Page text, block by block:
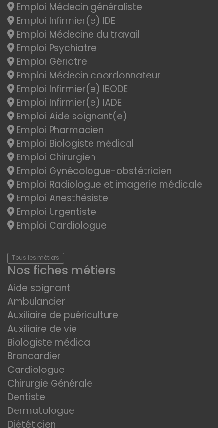
Emploi Médecin généraliste
Emploi Infirmier(e) IDE
Emploi Médecine du travail
Emploi Psychiatre
Emploi Gériatre
Emploi Médecin coordonnateur
Emploi Infirmier(e) IBODE
Emploi Infirmier(e) IADE
Emploi Aide soignant(e)
Emploi Pharmacien
Emploi Biologiste médical
Emploi Chirurgien
Emploi Gynécologue-obstétricien
Emploi Radiologue et imagerie médicale
Emploi Anesthésiste
Emploi Urgentiste
Emploi Cardiologue
Tous les métiers
Nos fiches métiers
Aide soignant
Ambulancier
Auxiliaire de puériculture
Auxiliaire de vie
Biologiste médical
Brancardier
Cardiologue
Chirurgie Générale
Dentiste
Dermatologue
Diététicien